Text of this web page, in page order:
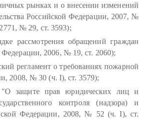
рынках и о внесении изменений
Российской Федерации, 2007, №
№ 29, ст. 3593);
рассмотрения обращений граждан
Федерации, 2006, № 19, ст. 2060);
регламент о требованиях пожарной
2008, № 30 (ч. I), ст. 3579);
защите прав юридических лиц и
контроля (надзора) и
Федерации, 2008, № 52 (ч. I), ст.